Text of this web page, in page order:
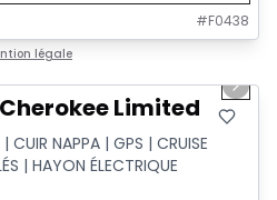
#F0438
légale
Next
Limited
NAPPA | GPS | CRUISE
| HAYON ÉLECTRIQUE